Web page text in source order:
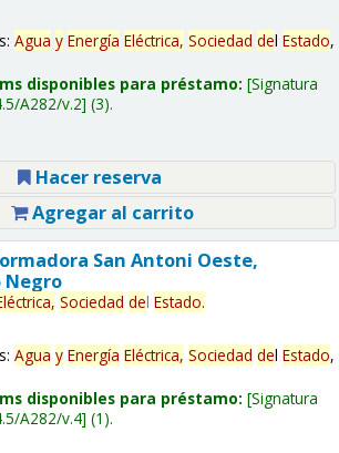
Agua y Energía Eléctrica, Sociedad del Estado,
disponibles para préstamo: Signatura
A282/v.2 (3).
Hacer reserva
Agregar al carrito
San Antoni Oeste,
Negro
Sociedad del Estado.
Agua y Energía Eléctrica, Sociedad del Estado,
disponibles para préstamo: Signatura
A282/v.4 (1).